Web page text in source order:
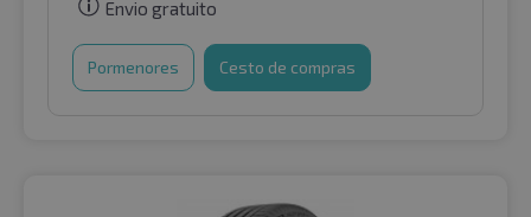
Envio gratuito
Pormenores Cesto de compras